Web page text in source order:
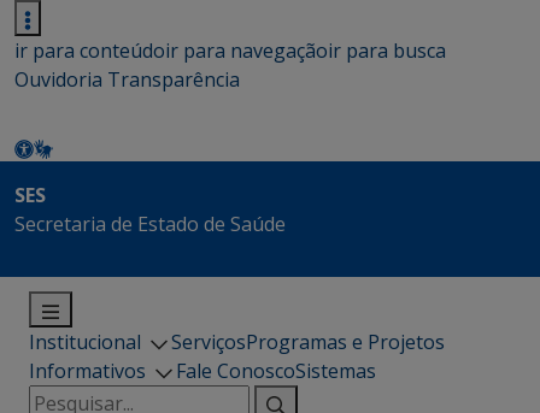
ir para conteúdoir para navegaçãoir para busca
Ouvidoria Transparência
SES
Secretaria de Estado de Saúde
Institucional ServiçosProgramas e Projetos
Informativos
Fale ConoscoSistemas
Pesquisar